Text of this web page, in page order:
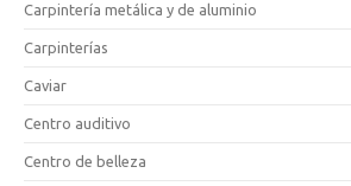
Carpintería metálica y de aluminio
Carpinterías
Caviar
Centro auditivo
Centro de belleza